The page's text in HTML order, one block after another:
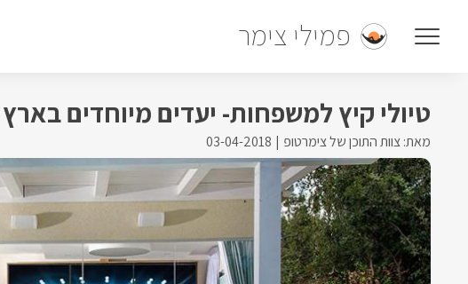
פמילי צימר
טיולי קיץ למשפחות- יעדים מיוחדים
מאת: צוות התוכן של צימרטופ 03-04-2018